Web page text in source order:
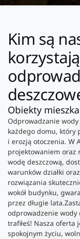
Kim są
Obiekty
Odprowadzanie
każdego domu, który
i erozją otoczenia. W
projektowaniem oraz
wodę deszczową,
warunków działki
rozwiązania
wokół budynku,
przez długie
odprowadzenie wody
trafiłeś! Nasza oferta
spokojnym życiu,